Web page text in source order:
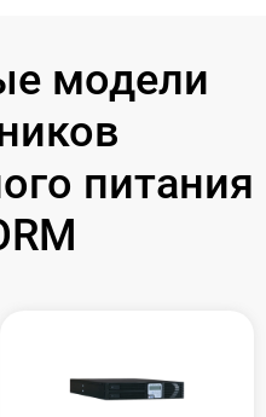
модели
питания